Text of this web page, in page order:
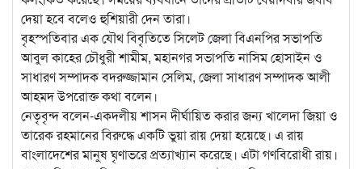
দেয়া হবে বলেও হুশিয়ারী দেন তারা।
বৃহস্পতিবার এক যৌথ বিবৃতিতে সিলেট জেলা বিএনপির সভাপতি
আবুল কাহের চৌধুরী শামীম, মহানগর সভাপতি নাসিম হোসাইন ও
সাধারণ সম্পাদক বদরুজ্জামান সেলিম, জেলা সাধারণ সম্পাদক আলী
আহমদ উপরোক্ত কথা বলেন।
নেতৃবৃন্দ বলেন-একদলীয় শাসন দীর্ঘায়িত করার জন্য খালেদা জিয়া ও
তারেক রহমানের বিরুদ্ধে একটি ভুয়া রায় দেয়া হয়েছে। এ রায়
বাংলাদেশের মানুষ ঘৃণাভরে প্রত্যাখ্যান করেছে। এটা গণবিরোধী রায়।